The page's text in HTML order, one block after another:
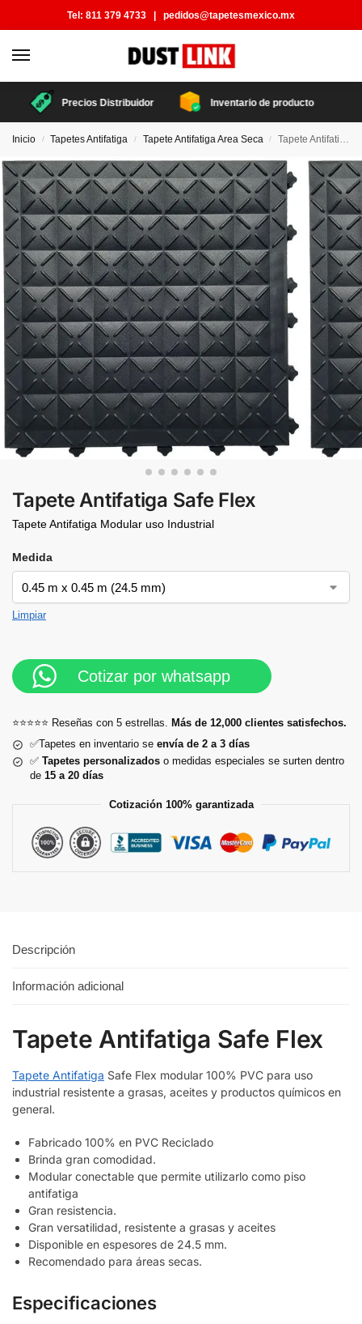
Tel: 811 379 4733 | pedidos@tapetesmexico.mx
Precios Distribuidor Inventario de producto
Inicio / Tapetes Antifatiga / Tapete Antifatiga Area Seca / Tapete Antifatiga Safe Flex
Tapete Antifatiga Safe Flex
Tapete Antifatiga Modular uso Industrial
Medida
Limpiar
Cotizar por whatsapp
⭐⭐⭐⭐⭐ Reseñas con 5 estrellas. Más de 12,000 clientes satisfechos.
✅Tapetes en inventario se envía de 2 a 3 días
✅ Tapetes personalizados o medidas especiales se surten dentro
de 15 a 20 días
Cotización 100% garantizada
Descripción
Información adicional
Tapete Antifatiga Safe Flex
Tapete Antifatiga Safe Flex modular 100% PVC para uso
industrial resistente a grasas, aceites y productos químicos en
general.
Fabricado 100% en PVC Reciclado
Brinda gran comodidad.
Modular conectable que permite utilizarlo como piso
antifatiga
Gran resistencia.
Gran versatilidad, resistente a grasas y aceites
Disponible en espesores de 24.5 mm.
Recomendado para áreas secas.
Especificaciones